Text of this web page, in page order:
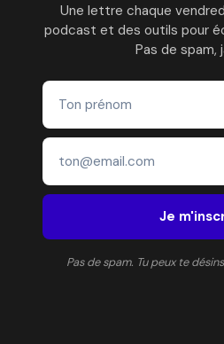
Une lettre chaque
podcast et des outils pour
Pas de spam,
Je
Pas de spam. Tu peux te